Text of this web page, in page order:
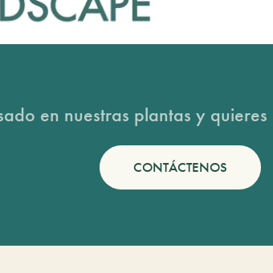
en nuestras plantas y
CONTÁCTENOS